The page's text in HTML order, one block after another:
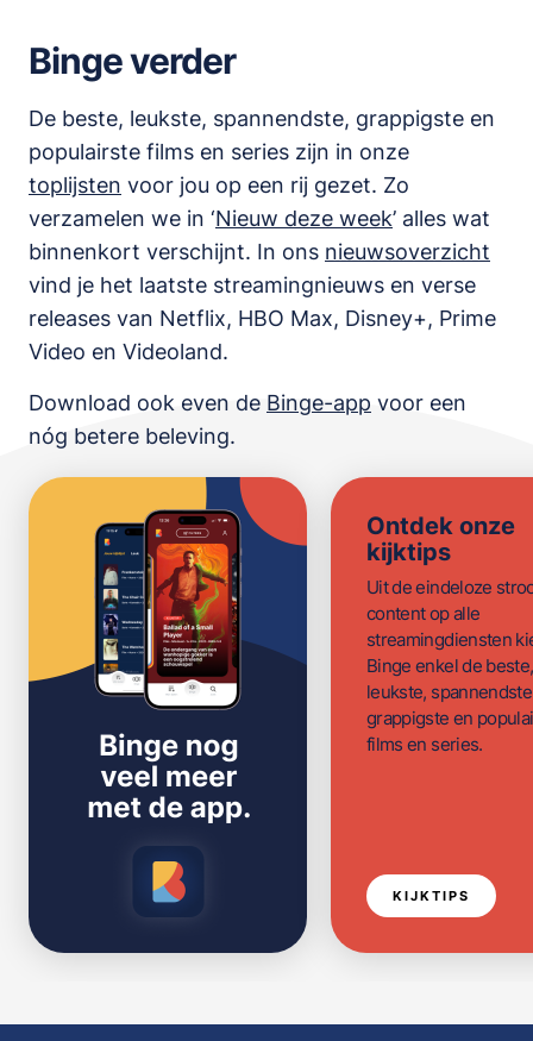
Binge verder
De beste, leukste, spannendste, grappigste en
populairste films en series zijn in onze
toplijsten voor jou op een rij gezet. Zo
verzamelen we in ‘Nieuw deze week’ alles wat
binnenkort verschijnt. In ons nieuwsoverzicht
vind je het laatste streamingnieuws en verse
releases van Netflix, HBO Max, Disney+, Prime
Video en Videoland.
Download ook even de Binge-app voor een
nóg betere beleving.
Ontdek onze
kijktips
Uit de eindeloze
content op alle
streamingdiensten
Binge enkel de beste,
leukste,
grappigste en
films en series.
KIJKTIPS